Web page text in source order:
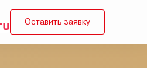
Оставить заявку